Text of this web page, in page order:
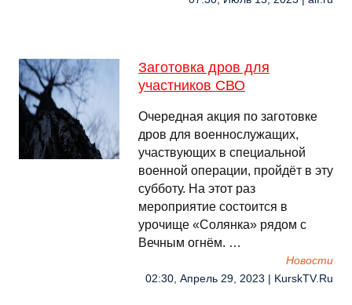
Заготовка дров для
участников СВО
Очередная акция по заготовке
дров для военнослужащих,
участвующих в специальной
военной операции, пройдёт в эту
субботу. На этот раз
мероприятие состоится в
урочище «Солянка» рядом с
Вечным огнём. …
Новости
02:30, Апрель 29, 2023 | KurskTV.Ru